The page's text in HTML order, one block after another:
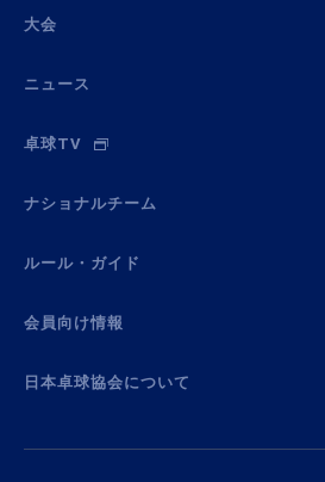
大会
ニュース
卓球TV
ナショナルチーム
ルール・ガイド
会員向け情報
日本卓球協会について